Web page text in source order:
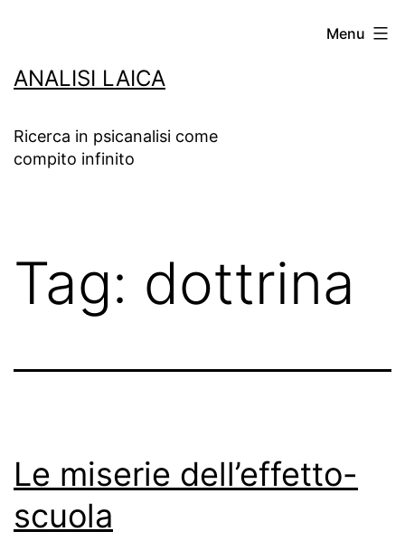
contenuto
ANALISI LAICA
Ricerca in psicanalisi come
compito infinito
Menu
Tag: dottrina
Le miserie dell’effetto-
scuola